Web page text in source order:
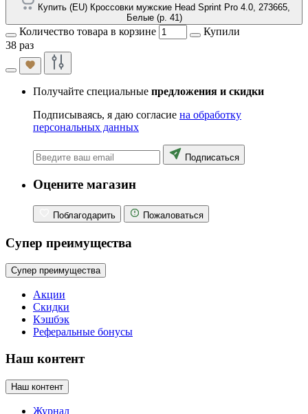
Купить (EU) Кроссовки мужские Head Sprint Pro 4.0, 273665,
Белые (р. 41)
Количество товара в корзине
Купили
38 раз
Получайте специальные предложения и скидки
Подписываясь, я даю согласие на обработку
персональных данных
Подписаться
Оцените магазин
Поблагодарить Пожаловаться
Супер преимущества
Супер преимущества
Акции
Скидки
Кэшбэк
Реферальные бонусы
Наш контент
Наш контент
Журнал